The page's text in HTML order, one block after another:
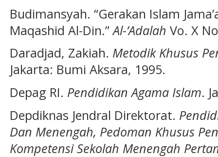
Budimansyah. “Gerakan Islam
Maqashid Al-Din.”Al-’Adalah Vo. X
Daradjad, Zakiah. Metodik Khusus
Jakarta: Bumi Aksara, 1995.
Depag RI. Pendidikan Agama Islam.
Depdiknas Jendral Direktorat.
Dan Menengah, Pedoman Khusus
Kompetensi Sekolah Menengah